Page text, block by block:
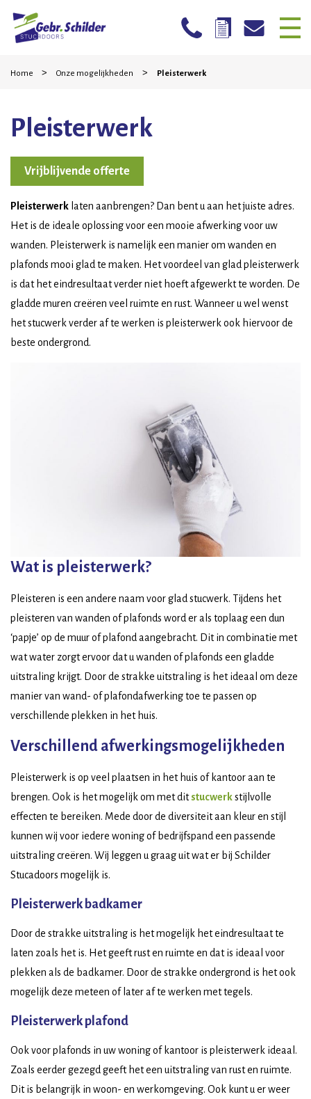
Home
Particulieren
Mogelijkheden
Werkwijze
Projecten
Contact
Home > Onze mogelijkheden > Pleisterwerk
Pleisterwerk
Vrijblijvende offerte
Pleisterwerk laten aanbrengen? Dan bent u aan het juiste adres.
Het is de ideale oplossing voor een mooie afwerking voor uw
wanden. Pleisterwerk is namelijk een manier om wanden en
plafonds mooi glad te maken. Het voordeel van glad pleisterwerk
is dat het eindresultaat verder niet hoeft afgewerkt te worden. De
gladde muren creëren veel ruimte en rust. Wanneer u wel wenst
het stucwerk verder af te werken is pleisterwerk ook hiervoor de
beste ondergrond.
Wat is pleisterwerk?
Pleisteren is een andere naam voor glad stucwerk. Tijdens het
pleisteren van wanden of plafonds word er als toplaag een dun
‘papje’ op de muur of plafond aangebracht. Dit in combinatie met
wat water zorgt ervoor dat u wanden of plafonds een gladde
uitstraling krijgt. Door de strakke uitstraling is het ideaal om deze
manier van wand- of plafondafwerking toe te passen op
verschillende plekken in het huis.
Verschillend afwerkingsmogelijkheden
Pleisterwerk is op veel plaatsen in het huis of kantoor aan te
brengen. Ook is het mogelijk om met ditstucwerkstijlvolle
effecten te bereiken. Mede door de diversiteit aan kleur en stijl
kunnen wij voor iedere woning of bedrijfspand een passende
uitstraling creëren. Wij leggen u graag uit wat er bij Schilder
Stucadoors mogelijk is.
Pleisterwerk badkamer
Door de strakke uitstraling is het mogelijk het eindresultaat te
laten zoals het is. Het geeft rust en ruimte en dat is ideaal voor
plekken als de badkamer. Door de strakke ondergrond is het ook
mogelijk deze meteen of later af te werken met tegels.
Pleisterwerk plafond
Ook voor plafonds in uw woning of kantoor is pleisterwerk ideaal.
Zoals eerder gezegd geeft het een uitstraling van rust en ruimte.
Dit is belangrijk in woon- en werkomgeving. Ook kunt u er weer